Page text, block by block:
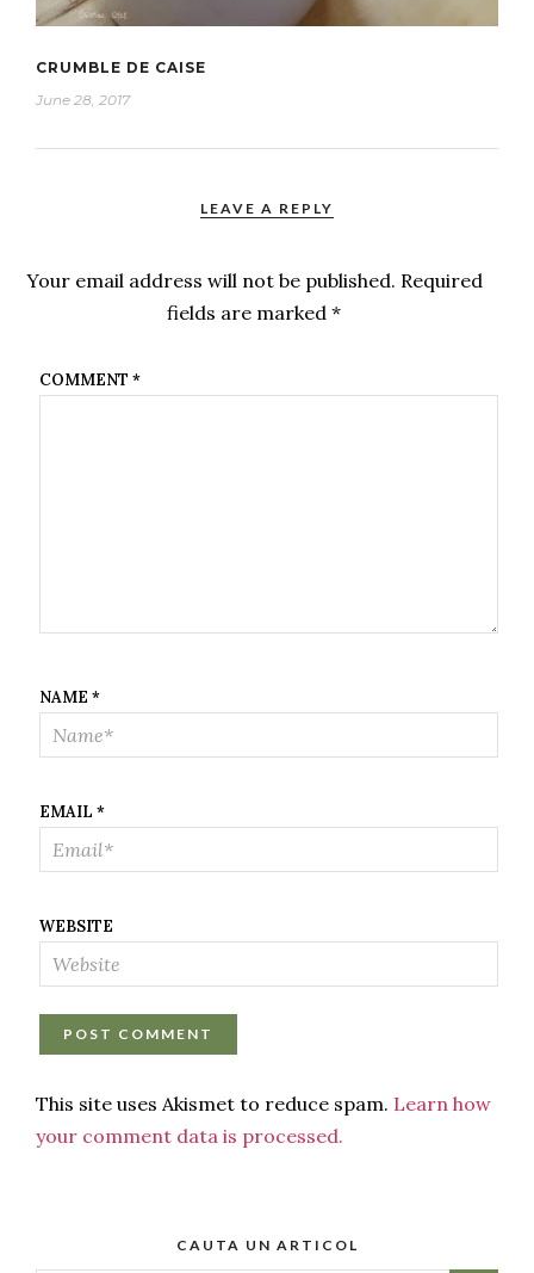
CRUMBLE DE CAISE
June 28, 2017
LEAVE A REPLY
Your email address will not be published. Required
fields are marked*
COMMENT *
NAME *
EMAIL *
WEBSITE
This site uses Akismet to reduce spam. Learn how
your comment data is processed.
CAUTA UN ARTICOL